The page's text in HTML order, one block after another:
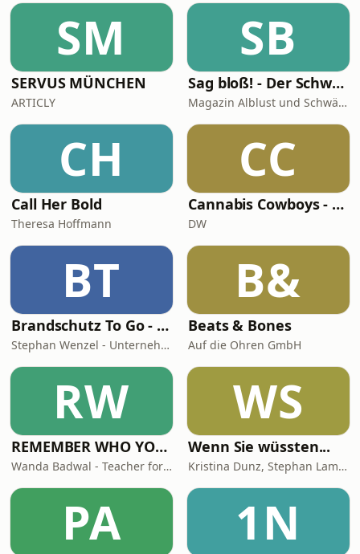
SM
SERVUS MÜNCHEN
ARTICLY
SB
Sag bloß! - Der Schwäbische Alb Podcast
Magazin Alblust und Schwäbische Alb Tourismus
CH
Call Her Bold
Theresa Hoffmann
CC
Cannabis Cowboys - Die JuicyFields-Saga
DW
BT
Brandschutz To Go - News, Tipps und Anekdoten aus der Sicherheitstechnik
Stephan Wenzel - Unternehmensberatung zur DIN 14675 Zertifizierung
B&
Beats & Bones
Auf die Ohren GmbH
RW
REMEMBER WHO YOU ARE - Wanda Badwal
Wanda Badwal - Teacher for Yoga & Meditation, Author, Speaker
WS
Wenn Sie wüssten...
Kristina Dunz, Stephan Lamby und Eva Quadbeck
PA 1N